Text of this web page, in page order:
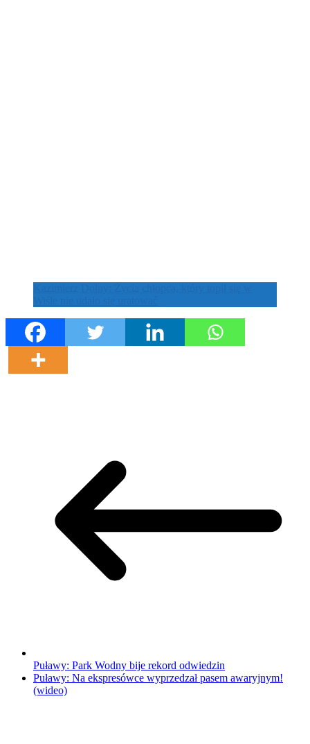
Puławy: Park Wodny bije rekord odwiedzin
Puławy: Na ekspresówce wyprzedzał pasem awaryjnym!
(wideo)